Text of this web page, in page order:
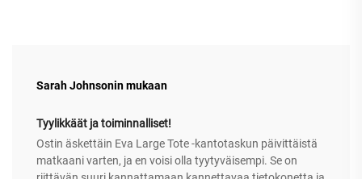
Sarah Johnsonin mukaan
Tyylikkäät ja toiminnalliset!
Ostin äskettäin Eva Large Tote -kantotaskun päivittäistä
matkaani varten, ja en voisi olla tyytyväisempi. Se on